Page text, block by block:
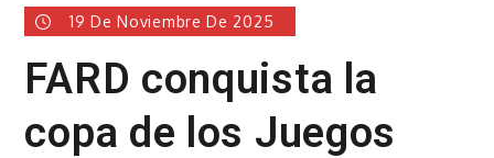
19 De Noviembre De 2025
FARD conquista la
copa de los Juegos